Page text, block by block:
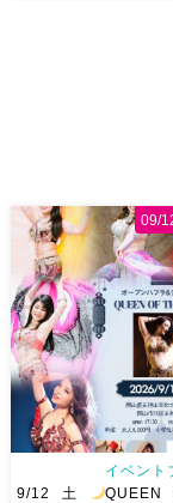
Show 】 Guest
イベント
9/12土
09/